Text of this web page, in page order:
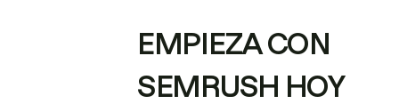
EMPIEZA CON
SEMRUSH HOY